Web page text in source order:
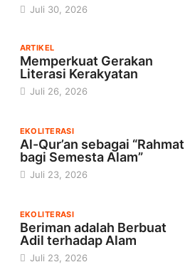
Juli 30, 2026
ARTIKEL
Memperkuat Gerakan
Literasi Kerakyatan
Juli 26, 2026
EKOLITERASI
Al-Qur’an sebagai “Rahmat
bagi Semesta Alam”
Juli 23, 2026
EKOLITERASI
Beriman adalah Berbuat
Adil terhadap Alam
Juli 23, 2026